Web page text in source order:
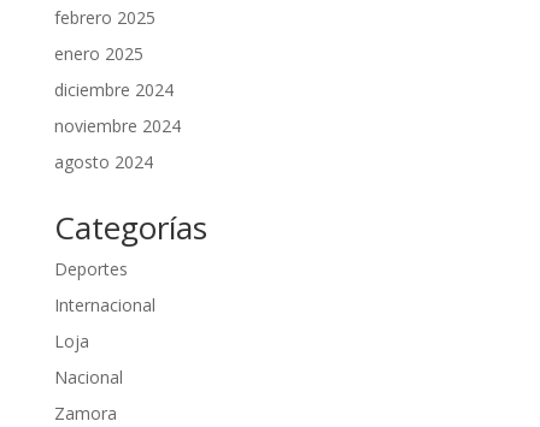
febrero 2025
enero 2025
diciembre 2024
noviembre 2024
agosto 2024
Categorías
Deportes
Internacional
Loja
Nacional
Zamora